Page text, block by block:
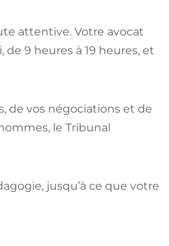
attentive. Votre avocat
9 heures à 19 heures, et
de vos négociations et de
le Tribunal
jusqu’à ce que votre